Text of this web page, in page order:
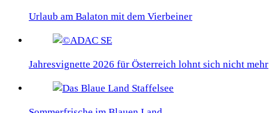
Urlaub am Balaton mit dem Vierbeiner
Jahresvignette 2026 für Österreich lohnt sich nicht mehr